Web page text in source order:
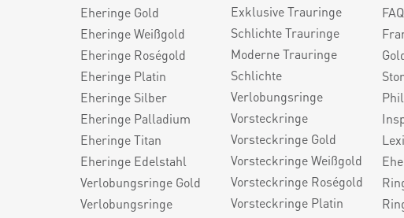
Eheringe Gold
Eheringe Weißgold
Eheringe Roségold
Eheringe Platin
Eheringe Silber
Eheringe Palladium
Eheringe Titan
Eheringe Edelstahl
Verlobungsringe Gold
Verlobungsringe
Exklusive Trauringe
Schlichte Trauringe
Moderne Trauringe
Schlichte
Verlobungsringe
Vorsteckringe
Vorsteckringe Gold
Vorsteckringe Weißgold
Vorsteckringe Roségold
Vorsteckringe Platin
FAQ